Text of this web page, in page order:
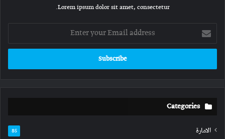
Lorem ipsum dolor sit amet, consectetur.
Enter
your
Email
Categories
الامارة 85